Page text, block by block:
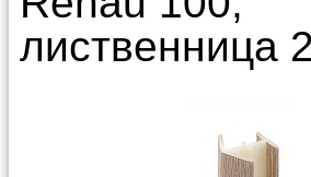
лиственница